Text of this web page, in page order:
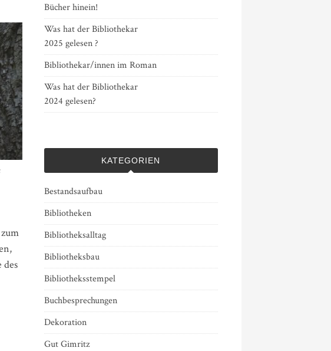
des
Bücher hinein!
Was hat der Bibliothekar
2025 gelesen ?
Bibliothekar/innen im Roman
Was hat der Bibliothekar
2024 gelesen?
KATEGORIEN
Bestandsaufbau
Bibliotheken
Bibliotheksalltag
Bibliotheksbau
Bibliotheksstempel
Buchbesprechungen
Dekoration
Gut Gimritz